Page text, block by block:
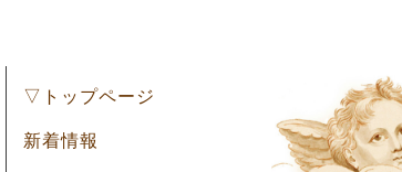
▽トップページ
新着情報